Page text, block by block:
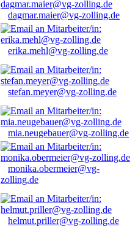
dagmar.maier@vg-zolling.de
erika.mehl@vg-zolling.de
stefan.meyer@vg-zolling.de
mia.neugebauer@vg-zolling.de
monika.obermeier@vg-
zolling.de
helmut.priller@vg-zolling.de